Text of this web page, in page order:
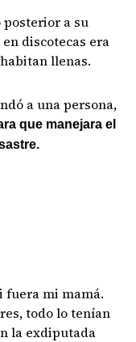
posterior a su
discotecas era
llenas.
a una persona,
que manejara el
fuera mi mamá.
todo lo tenían
la exdiputada